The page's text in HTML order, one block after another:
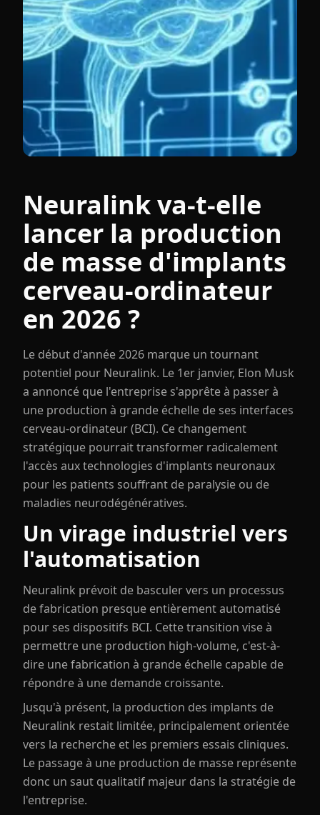
Neuralink va-t-elle
lancer la production
de masse d'implants
cerveau-ordinateur
en 2026 ?
Le début d'année 2026 marque un tournant
potentiel pour Neuralink. Le 1er janvier, Elon Musk
a annoncé que l'entreprise s'apprête à passer à
une production à grande échelle de ses interfaces
cerveau-ordinateur (BCI). Ce changement
stratégique pourrait transformer radicalement
l'accès aux technologies d'implants neuronaux
pour les patients souffrant de paralysie ou de
maladies neurodégénératives.
Un virage industriel vers
l'automatisation
Neuralink prévoit de basculer vers un processus
de fabrication presque entièrement automatisé
pour ses dispositifs BCI. Cette transition vise à
permettre une production high-volume, c'est-à-
dire une fabrication à grande échelle capable de
répondre à une demande croissante.
Jusqu'à présent, la production des implants de
Neuralink restait limitée, principalement orientée
vers la recherche et les premiers essais cliniques.
Le passage à une production de masse représente
donc un saut qualitatif majeur dans la stratégie de
l'entreprise.